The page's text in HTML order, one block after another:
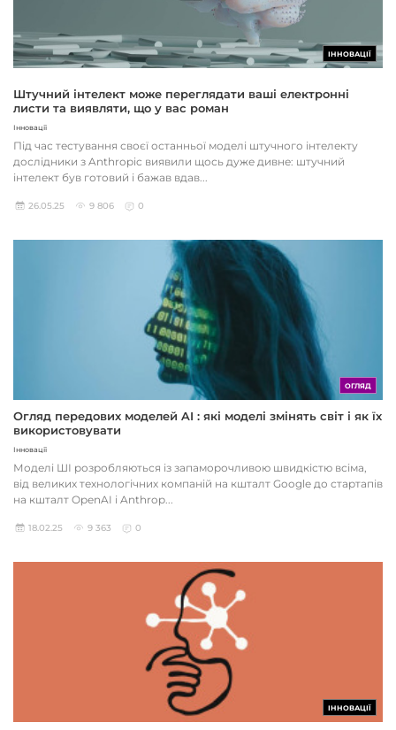
ІННОВАЦІЇ
Штучний інтелект може переглядати ваші електронні
листи та виявляти, що у вас роман
Інновації
Під час тестування своєї останньої моделі штучного інтелекту
дослідники з Anthropic виявили щось дуже дивне: штучний
інтелект був готовий і бажав вдав...
26.05.25 9 806 0
ОГЛЯД
Огляд передових моделей AI : які моделі змінять світ і як їх
використовувати
Інновації
Моделі ШІ розробляються із запаморочливою швидкістю всіма,
від великих технологічних компаній на кшталт Google до стартапів
на кшталт OpenAI і Anthrop...
18.02.25 9 363 0
ІННОВАЦІЇ